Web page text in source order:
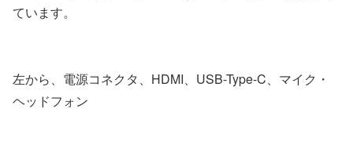
ています。
左から、電源コネクタ、HDMI、USB-Type-C、マイク・
ヘッドフォン